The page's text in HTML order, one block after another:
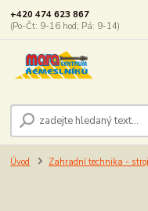
+420 474 623 867
(Po-Čt: 9-16 hod; Pá: 9-14)
Úvod Zahradní technika -